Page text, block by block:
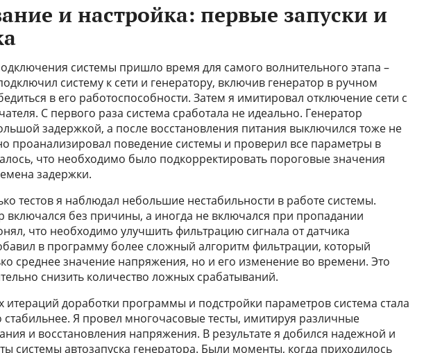
и настройка: первые запуски и
системы пришло время для самого волнительного этапа –
систему к сети и генератору, включив генератор в ручном
в его работоспособности. Затем я имитировал отключение сети с
С первого раза система сработала не идеально. Генератор
задержкой, а после восстановления питания выключился тоже не
проанализировал поведение системы и проверил все параметры в
что необходимо было подкорректировать пороговые значения
задержки.
тестов я наблюдал небольшие нестабильности в работе системы.
включался без причины, а иногда не включался при пропадании
что необходимо улучшить фильтрацию сигнала от датчика
в программу более сложный алгоритм фильтрации, который
среднее значение напряжения, но и его изменение во времени. Это
снизить количество ложных срабатываний.
итераций доработки программы и подстройки параметров система стала
стабильнее. Я провел многочасовые тесты, имитируя различные
и восстановления напряжения. В результате я добился надежной и
системы автозапуска генератора. Были моменты, когда приходилось